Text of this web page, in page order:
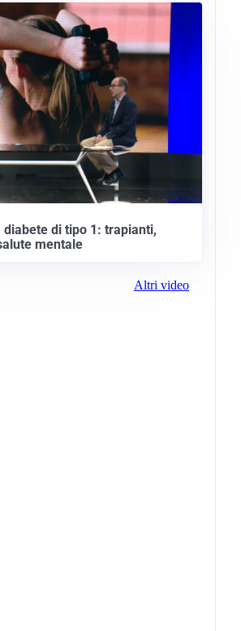
diabete di tipo 1: trapianti,
mentale
Altri video